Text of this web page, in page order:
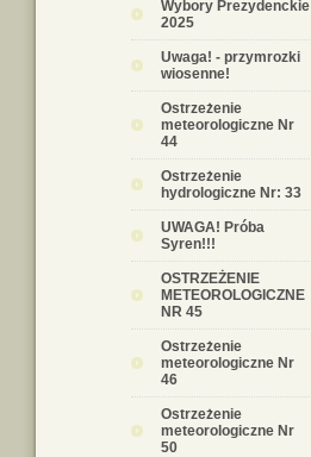
Wybory Prezydenckie
2025
Uwaga! - przymrozki
wiosenne!
Ostrzeżenie
meteorologiczne Nr
44
Ostrzeżenie
hydrologiczne Nr: 33
UWAGA! Próba
Syren!!!
OSTRZEŻENIE
METEOROLOGICZNE
NR 45
Ostrzeżenie
meteorologiczne Nr
46
Ostrzeżenie
meteorologiczne Nr
50